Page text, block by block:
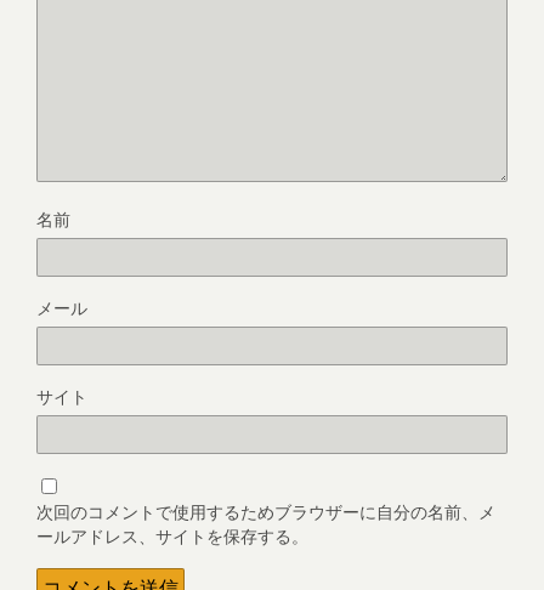
名前
メール
サイト
次回のコメントで使用するためブラウザーに自分の名前、メ
ールアドレス、サイトを保存する。